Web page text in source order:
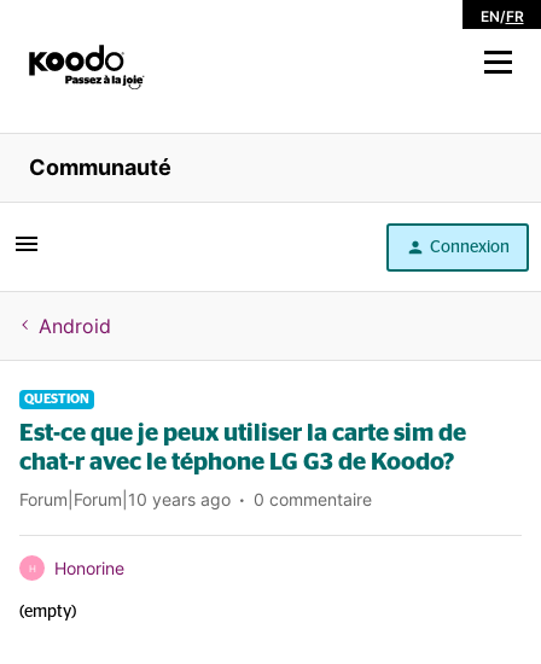
EN/FR
Magasiner
Libre service
Aide
Communauté
Connexion
Android
QUESTION
Est-ce que je peux utiliser la carte sim de
chat-r avec le téphone LG G3 de Koodo?
Forum|Forum|10 years ago 0 commentaire
H Honorine
(empty)